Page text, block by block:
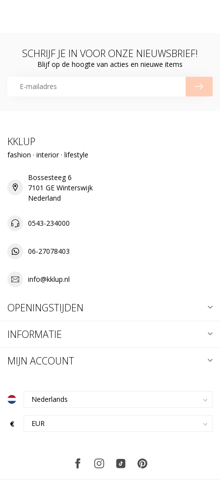
SCHRIJF JE IN VOOR ONZE NIEUWSBRIEF!
Blijf op de hoogte van acties en nieuwe items
KKLUP
fashion · interior · lifestyle
Bossesteeg 6
7101 GE Winterswijk
Nederland
0543-234000
06-27078403
info@kklup.nl
OPENINGSTIJDEN
INFORMATIE
MIJN ACCOUNT
€